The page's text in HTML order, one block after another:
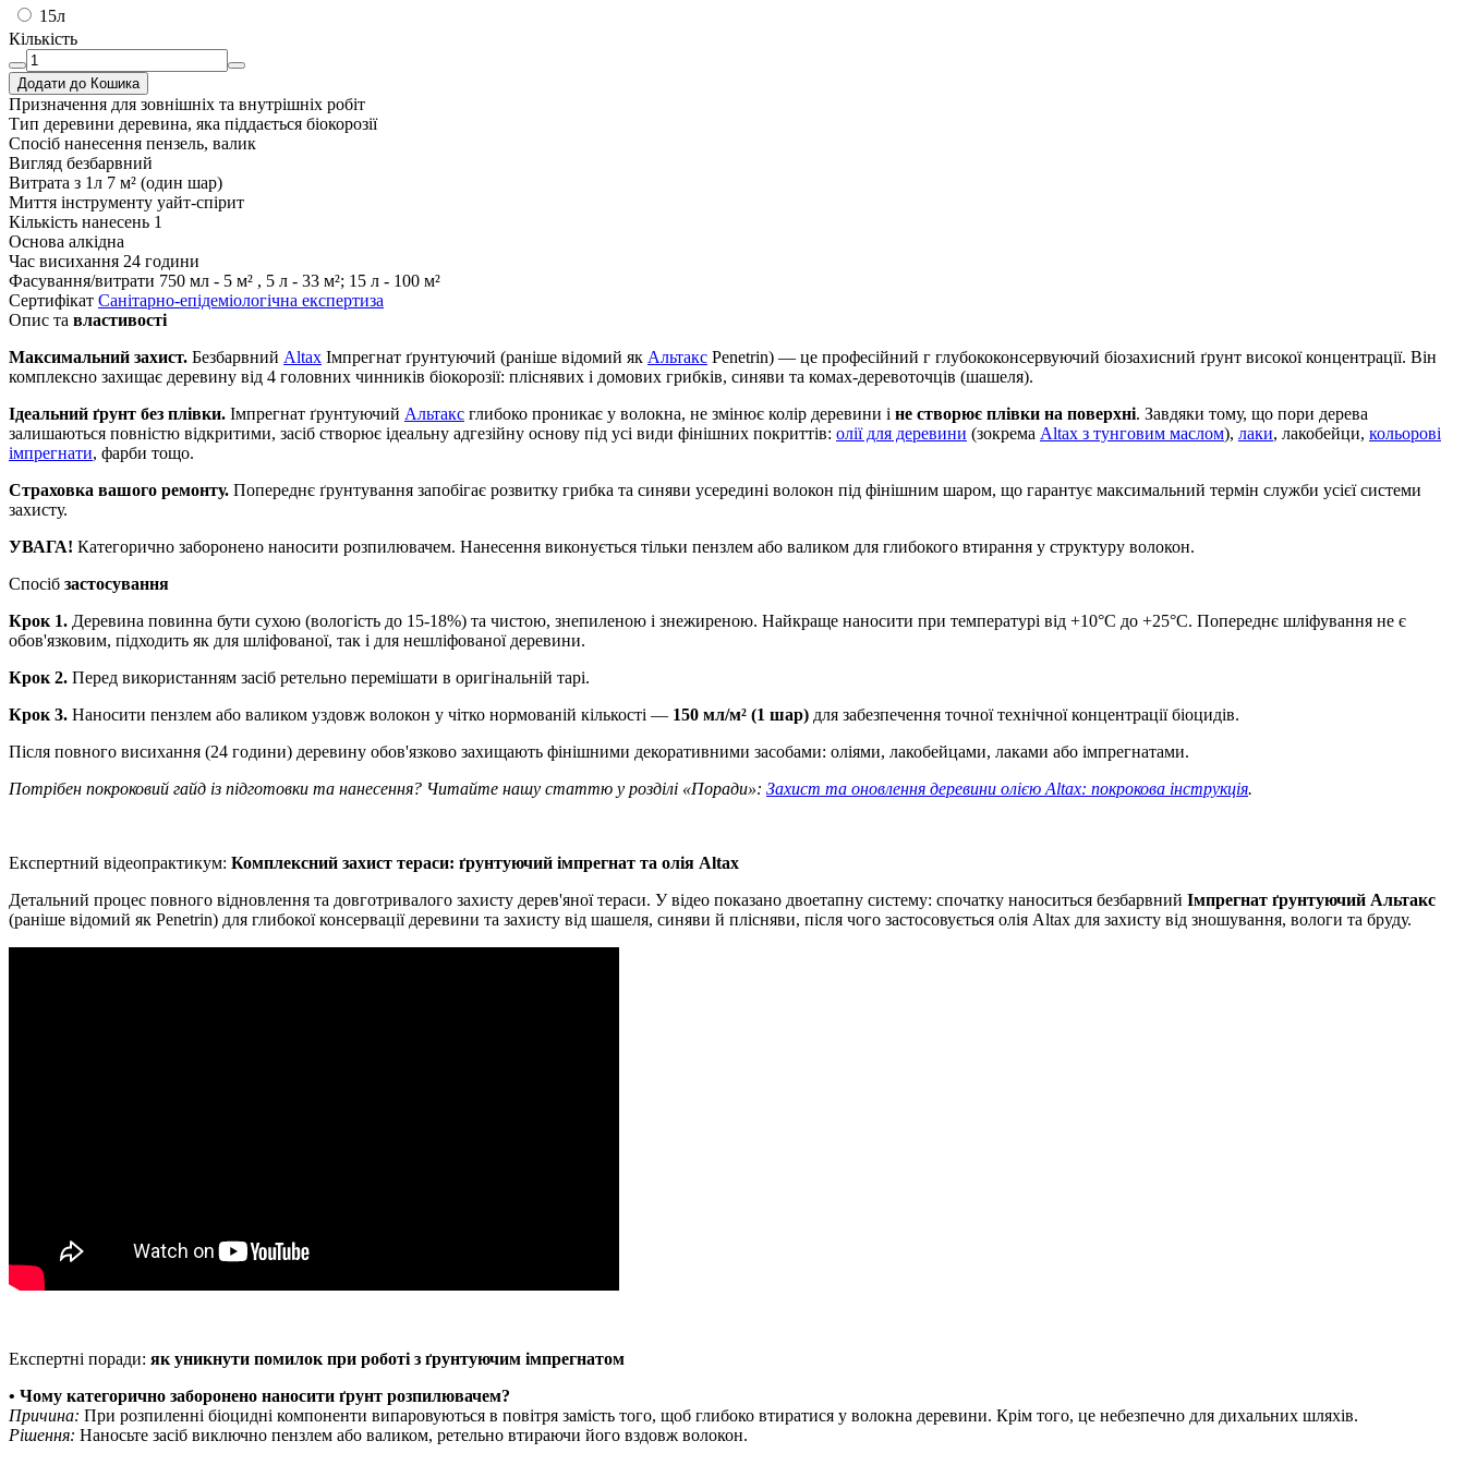
15л
Кількість
Додати до Кошика
Призначення для зовнішніх та внутрішніх робіт
Тип деревини деревина, яка піддається біокорозії
Спосіб нанесення пензель, валик
Вигляд безбарвний
Витрата з 1л 7 м² (один шар)
Миття інструменту уайт-спірит
Кількість нанесень 1
Основа алкідна
Час висихання 24 години
Фасування/витрати 750 мл - 5 м² , 5 л - 33 м²; 15 л - 100 м²
Сертифікат Санітарно-епідеміологічна експертиза
Опис та властивості
Максимальний захист. Безбарвний Altax Імпрегнат ґрунтуючий (раніше відомий як Альтакс Penetrin) — це професійний г глубококонсервуючий біозахисний ґрунт високої концентрації. Він
комплексно захищає деревину від 4 головних чинників біокорозії: пліснявих і домових грибків, синяви та комах-деревоточців (шашеля).
Ідеальний ґрунт без плівки. Імпрегнат ґрунтуючий Альтакс глибоко проникає у волокна, не змінює колір деревини і не створює плівки на поверхні. Завдяки тому, що пори дерева
залишаються повністю відкритими, засіб створює ідеальну адгезійну основу під усі види фінішних покриттів: олії для деревини (зокрема Altax з тунговим маслом), лаки, лакобейци, кольорові
імпрегнати, фарби тощо.
Страховка вашого ремонту. Попереднє ґрунтування запобігає розвитку грибка та синяви усередині волокон під фінішним шаром, що гарантує максимальний термін служби усієї системи
захисту.
УВАГА! Категорично заборонено наносити розпилювачем. Нанесення виконується тільки пензлем або валиком для глибокого втирання у структуру волокон.
Спосіб застосування
Крок 1. Деревина повинна бути сухою (вологість до 15-18%) та чистою, знепиленою і знежиреною. Найкраще наносити при температурі від +10°С до +25°С. Попереднє шліфування не є
обов'язковим, підходить як для шліфованої, так і для нешліфованої деревини.
Крок 2. Перед використанням засіб ретельно перемішати в оригінальній тарі.
Крок 3. Наносити пензлем або валиком уздовж волокон у чітко нормованій кількості — 150 мл/м² (1 шар) для забезпечення точної технічної концентрації біоцидів.
Після повного висихання (24 години) деревину обов'язково захищають фінішними декоративними засобами: оліями, лакобейцами, лаками або імпрегнатами.
Потрібен покроковий гайд із підготовки та нанесення? Читайте нашу статтю у розділі «Поради»: Захист та оновлення деревини олією Altax: покрокова інструкція.
Експертний відеопрактикум: Комплексний захист тераси: ґрунтуючий імпрегнат та олія Altax
Детальний процес повного відновлення та довготривалого захисту дерев'яної тераси. У відео показано двоетапну систему: спочатку наноситься безбарвний Імпрегнат ґрунтуючий Альтакс
(раніше відомий як Penetrin) для глибокої консервації деревини та захисту від шашеля, синяви й плісняви, після чого застосовується олія Altax для захисту від зношування, вологи та бруду.
Експертні поради: як уникнути помилок при роботі з ґрунтуючим імпрегнатом
• Чому категорично заборонено наносити ґрунт розпилювачем?
Причина: При розпиленні біоцидні компоненти випаровуються в повітря замість того, щоб глибоко втиратися у волокна деревини. Крім того, це небезпечно для дихальних шляхів.
Рішення: Наносьте засіб виключно пензлем або валиком, ретельно втираючи його вздовж волокон.